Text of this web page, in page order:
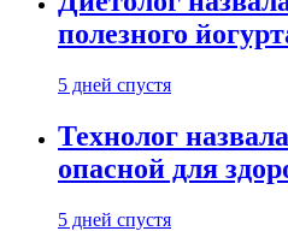
полезного
5 дней спустя
Технолог
опасной для
5 дней спустя